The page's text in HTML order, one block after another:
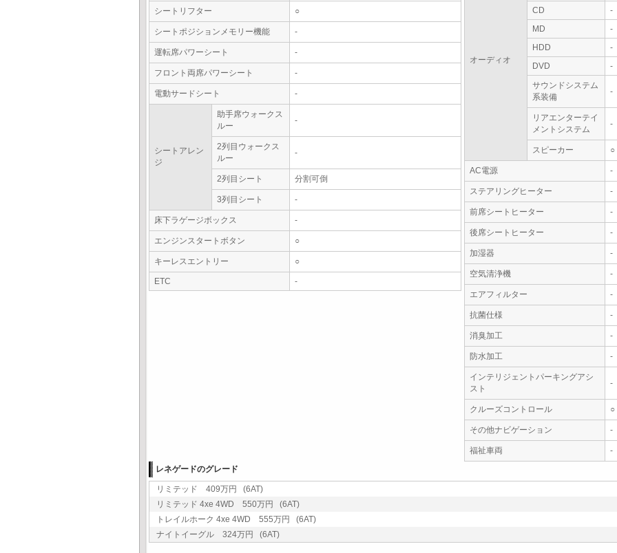
シートリフター ○
シートポジションメモリー機能 -
運転席パワーシート -
フロント両席パワーシート -
電動サードシート -
シートアレン
ジ
助手席ウォークス
ルー
-
2列目ウォークス
ルー
-
2列目シート 分割可倒
3列目シート -
床下ラゲージボックス -
エンジンスタートボタン ○
キーレスエントリー ○
ETC -
オーディオ
CD
-
MD
-
HDD
-
DVD
-
サウンドシステム
系装備
-
リアエンターテイ
メントシステム
-
スピーカー ○
AC電源 -
ステアリングヒーター -
前席シートヒーター -
後席シートヒーター -
加湿器 -
空気清浄機 -
エアフィルター -
抗菌仕様 -
消臭加工 -
防水加工 -
インテリジェントパーキングアシ
スト
-
クルーズコントロール ○
その他ナビゲーション -
福祉車両
-
レネゲードのグレード
リミテッド 409万円 (6AT)
リミテッド 4xe 4WD 550万円 (6AT)
トレイルホーク 4xe 4WD 555万円 (6AT)
ナイトイーグル 324万円 (6AT)